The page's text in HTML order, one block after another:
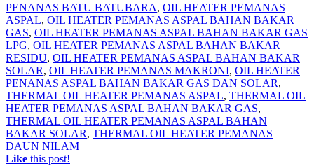
PENANAS BATU BATUBARA, OIL HEATER PEMANAS
ASPAL, OIL HEATER PEMANAS ASPAL BAHAN BAKAR
GAS, OIL HEATER PEMANAS ASPAL BAHAN BAKAR GAS
LPG, OIL HEATER PEMANAS ASPAL BAHAN BAKAR
RESIDU, OIL HEATER PEMANAS ASPAL BAHAN BAKAR
SOLAR, OIL HEATER PEMANAS MAKRONI, OIL HEATER
PENANAS ASPAL BAHAN BAKAR GAS DAN SOLAR,
THERMAL OIL HEATER PEMANAS ASPAL, THERMAL OIL
HEATER PEMANAS ASPAL BAHAN BAKAR GAS,
THERMAL OIL HEATER PEMANAS ASPAL BAHAN
BAKAR SOLAR, THERMAL OIL HEATER PEMANAS
DAUN NILAM
Like this post!